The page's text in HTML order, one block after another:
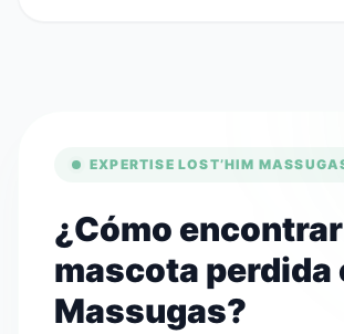
EXPERTISE LOST’HIM
¿Cómo
mascota perdida
Massugas?